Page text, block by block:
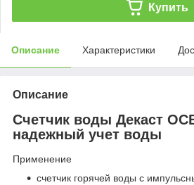
Купить
Описание Характеристики
Описание
Счетчик воды Декаст
надежный учет воды
Применение
счетчик горячей воды с